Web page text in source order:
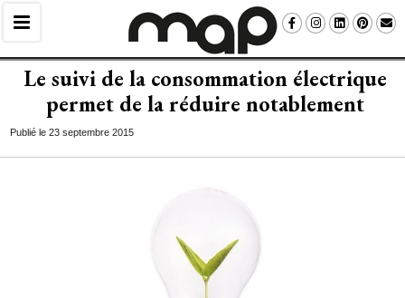
Le suivi de la consommation électrique
permet de la réduire notablement
Publié le 23 septembre 2015